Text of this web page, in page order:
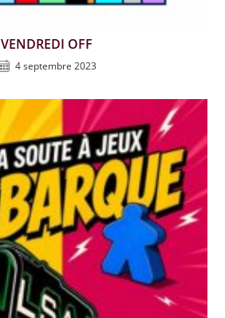
VENDREDI OFF
4 septembre 2023